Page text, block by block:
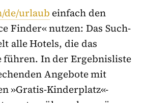
de/urlaub einfach den
Finder« nutzen: Das Such-
alle Hotels, die das
führen. In der Ergebnisliste
Angebote mit
»Gratis-Kinderplatz«-